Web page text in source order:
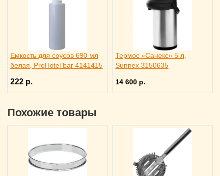
Емкость для соусов 690 мл
белая, ProHotel bar 4141415
222 р.
Термос «Санекс» 5 л,
Sunnex 3150635
14 600 р.
Похожие товары